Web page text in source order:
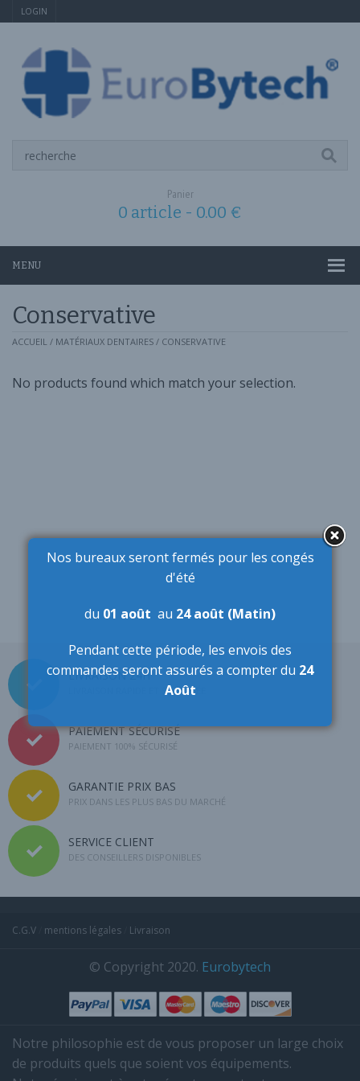
LOGIN
Panier
0 article - 0.00 €
MENU
Conservative
ACCUEIL / MATÉRIAUX DENTAIRES / CONSERVATIVE
No products found which match your selection.
LIVRAISON 24H
LIVRAISON RAPIDE ET SÉCURISÉE
PAIEMENT SÉCURISÉ
PAIEMENT 100% SÉCURISÉ
GARANTIE PRIX BAS
PRIX DANS LES PLUS BAS DU MARCHÉ
SERVICE CLIENT
DES CONSEILLERS DISPONIBLES
C.G.V mentions légales Livraison
© Copyright 2020. Eurobytech
Notre philosophie est de vous proposer un large choix
de produits quels que soient vos équipements.
Nos bureaux seront fermés pour les congés
d'été
du 01 août au 24 août (Matin)
Pendant cette période, les envois des
commandes seront assurés a compter du 24
Août